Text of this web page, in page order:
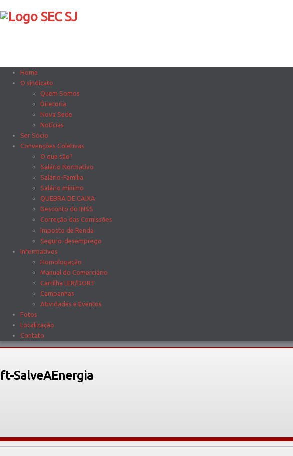
Home
O sindicato
Quem Somos
Diretoria
Nova Sede
Notícias
Ser Sócio
Convenções Coletivas
O que são?
Salário Normativo
Salário-Família
Salário mínimo
QUEBRA DE CAIXA
Desconto do INSS
Correção das Comissões
Imposto de Renda
Seguro-desemprego
Informativos
Homologação
Manual do Comerciário
Cartilha LER/DORT
Campanhas
Atividades e Eventos
Fotos
Localização
Contato
ft-SalveAEnergia